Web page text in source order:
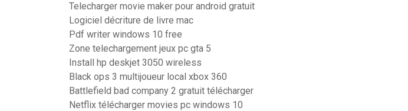
Telecharger movie maker pour android gratuit
Logiciel décriture de livre mac
Pdf writer windows 10 free
Zone telechargement jeux pc gta 5
Install hp deskjet 3050 wireless
Black ops 3 multijoueur local xbox 360
Battlefield bad company 2 gratuit télécharger
Netflix télécharger movies pc windows 10